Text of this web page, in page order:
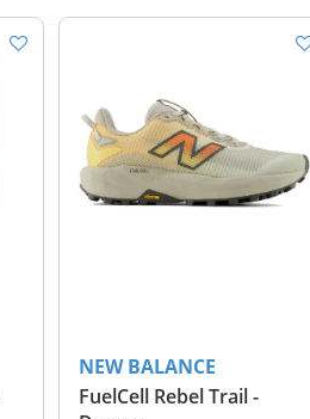
NEW BALANCE
FuelCell Rebel Trail -